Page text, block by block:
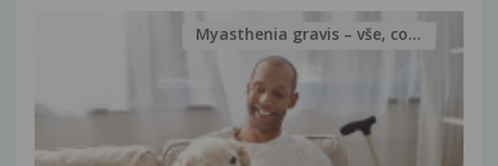
Myasthenia gravis – vše, co...